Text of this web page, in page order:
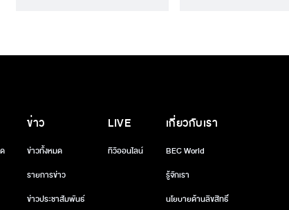
ข่าว
ข่าวทั้งหมด
รายการข่าว
ข่าวประชาสัมพันธ์
LIVE
ทีวีออนไลน์
เกี่ยวกับเรา
BEC World
รู้จักเรา
นโยบายด้านลิขสิทธิ์